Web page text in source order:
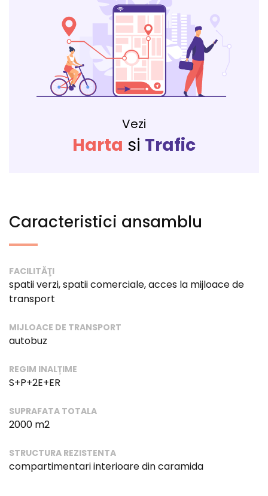
Vezi
Harta si Trafic
Caracteristici ansamblu
FACILITĂŢI
spatii verzi, spatii comerciale, acces la mijloace de
transport
MIJLOACE DE TRANSPORT
autobuz
REGIM INALȚIME
S+P+2E+ER
SUPRAFATA TOTALA
2000 m2
STRUCTURA REZISTENTA
compartimentari interioare din caramida